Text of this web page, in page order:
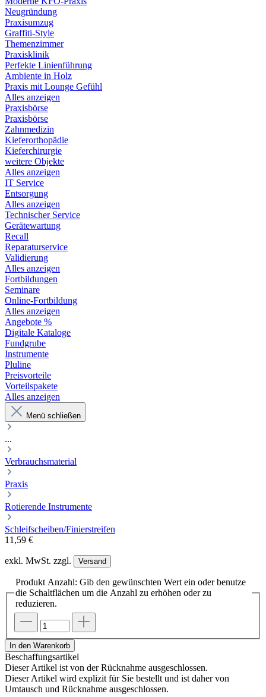
Neugründung
Praxisumzug
Graffiti-Style
Themenzimmer
Praxisklinik
Perfekte Linienführung
Ambiente in Holz
Praxis mit Lounge Gefühl
Alles anzeigen
Praxisbörse
Praxisbörse
Zahnmedizin
Kieferorthopädie
Kieferchirurgie
weitere Objekte
Alles anzeigen
IT Service
Entsorgung
Alles anzeigen
Technischer Service
Gerätewartung
Recall
Reparaturservice
Validierung
Alles anzeigen
Fortbildungen
Seminare
Online-Fortbildung
Alles anzeigen
Angebote %
Digitale Kataloge
Fundgrube
Instrumente
Pluline
Preisvorteile
Vorteilspakete
Alles anzeigen
Menü schließen
...
Verbrauchsmaterial
Praxis
Rotierende Instrumente
Schleifscheiben/Finierstreifen
11,59 €
exkl. MwSt. zzgl. Versand
Produkt Anzahl: Gib den gewünschten Wert ein oder benutze
die Schaltflächen um die Anzahl zu erhöhen oder zu
reduzieren.
In den Warenkorb
Beschaffungsartikel
Dieser Artikel ist von der Rücknahme ausgeschlossen.
Dieser Artikel wird explizit für Sie bestellt und ist daher von
Umtausch und Rücknahme ausgeschlossen.